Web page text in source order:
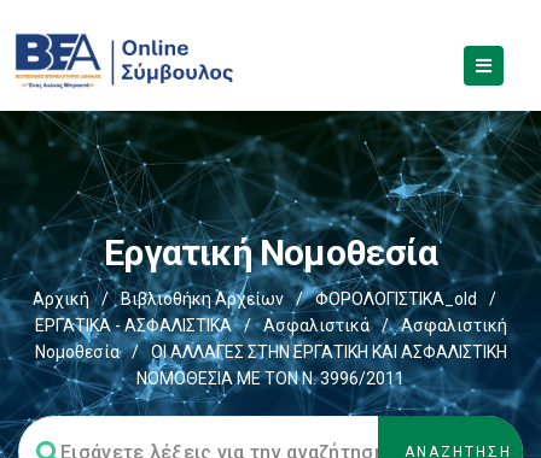
Εργατική Νομοθεσία
Αρχική / Βιβλιοθήκη Αρχείων / ΦΟΡΟΛΟΓΙΣΤΙΚΑ_old
/
ΕΡΓΑΤΙΚΑ - ΑΣΦΑΛΙΣΤΙΚΑ
/ Ασφαλιστικά /
Ασφαλιστική
Νομοθεσία
/
ΟΙ ΑΛΛΑΓΕΣ ΣΤΗΝ ΕΡΓΑΤΙΚΗ ΚΑΙ ΑΣΦΑΛΙΣΤΙΚΗ
ΝΟΜΟΘΕΣΙΑ ΜΕ ΤΟΝ Ν. 3996/2011